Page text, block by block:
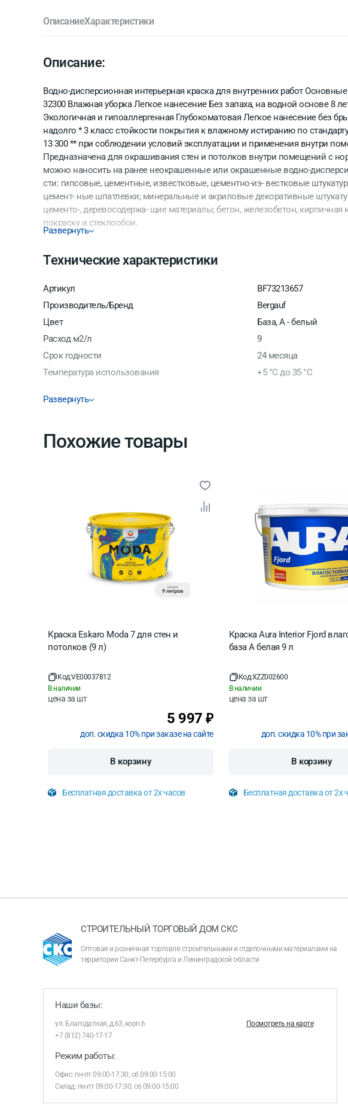
ОписаниеХарактеристики
Описание:
Водно-дисперсионная интерьерная краска для внутренних работ
32300 Влажная уборка Легкое нанесение Без запаха, на водной основе 8
Экологичная и гипоаллергенная Глубокоматовая Легкое нанесение без
надолго * 3 класс стойкости покрытия к влажному истиранию по
13 300 ** при соблюдении условий эксплуатации и применения внутри
Предназначена для окрашивания стен и потолков внутри помещений с
можно наносить на ранее неокрашенные или окрашенные водно-
сти: гипсовые, цементные, известковые, цементно-из- вестковые
цемент- ные шпатлевки; минеральные и акриловые декоративные
цементо-, деревосодержа- щие материалы; бетон, железобетон, кирпичная
покраску и стеклообои.
Развернуть
Технические характеристики
Артикул
BF73213657
Производитель/Бренд
Bergauf
Цвет
База, А - белый
Расход м2/л
9
Срок годности
24 месяца
Температура использования
+5 °С до 35 °С
Развернуть
Похожие товары
Краска Eskaro Moda 7 для стен и
потолков (9 л)
Код:VE00037812
В наличии
цена за шт
5 997 ₽
доп. скидка 10% при заказе на сайте
В корзину
Бесплатная доставка от 2х часов
Краска Aura Interior Fjord
база А белая 9 л
Код:XZZ002600
В наличии
цена за шт
доп. скидка 10% при
В корзину
Бесплатная доставка от 2х
СТРОИТЕЛЬНЫЙ ТОРГОВЫЙ ДОМ СКС
Оптовая и розничная торговля строительными и отделочными материалами на
территории Санкт-Петербурга и Ленинградской области
Наши базы:
ул. Благодатная, д.63, корп.6
Посмотреть на карте
+7 (812) 740-17-17
Режим работы:
Офис: пн-пт 09:00-17:30; сб 09:00-15:00
Склад: пн-пт 09:00-17:30; сб 09:00-15:00